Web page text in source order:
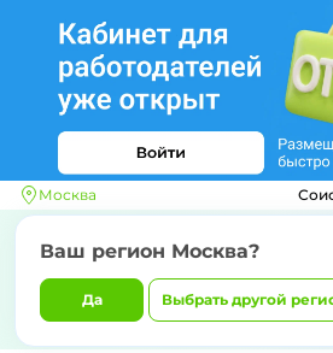
Москва
Ваш регион Москва?
Да Выбрать другой